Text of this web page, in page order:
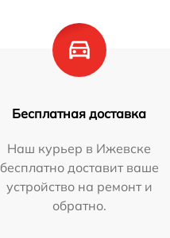
Бесплатная доставка
Наш курьер в Ижевске
бесплатно доставит ваше
устройство на ремонт и
обратно.